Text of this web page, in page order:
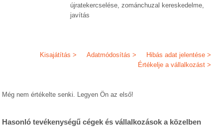
újratekercselése, zománchuzal kereskedelme,
javítás
Hibás adat jelentése >
Adatmódosítás >
Kisajátítás >
Értékelje a vállalkozást >
Még nem értékelte senki. Legyen Ön az első!
Hasonló tevékenységű cégek és vállalkozások a közelben